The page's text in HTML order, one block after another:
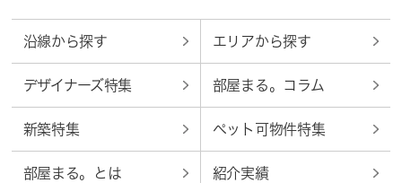
沿線から探す エリアから探す
デザイナーズ特集 部屋まる。コラム
新築特集 ペット可物件特集
部屋まる。とは 紹介実績